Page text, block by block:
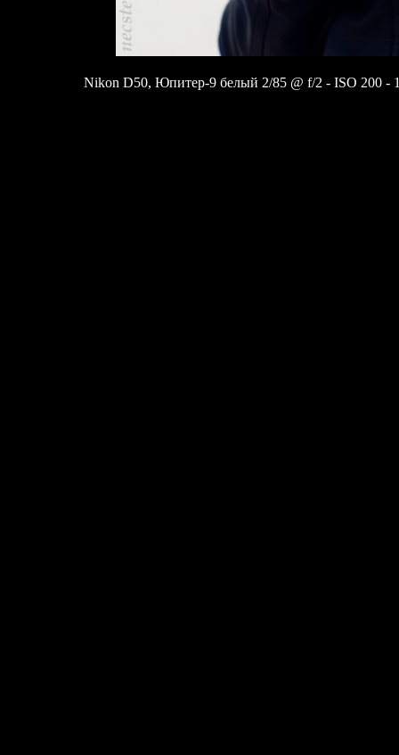
Nikon D50, Юпитер-9 белый 2/85 @ f/2 - ISO 200 -